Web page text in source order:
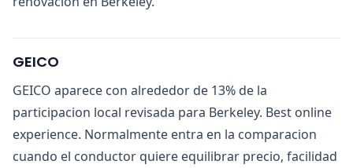
GEICO
GEICO aparece con alrededor de 13% de la
participacion local revisada para Berkeley. Best online
experience. Normalmente entra en la comparacion
cuando el conductor quiere equilibrar precio, facilidad